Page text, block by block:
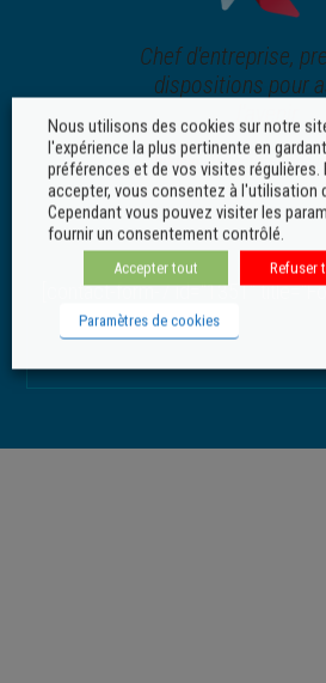
Chef d'entreprise,
dispositions pour
l'avenir
Inkipio - Ressources
[contact-form-7 id="1351"
Nous utilisons des cookies sur notre
l'expérience la plus pertinente en
préférences et de vos visites régulières.
accepter, vous consentez à l'utilisation
Cependant vous pouvez visiter les
fournir un consentement contrôlé.
Accepter tout Refuser
Paramètres de cookies